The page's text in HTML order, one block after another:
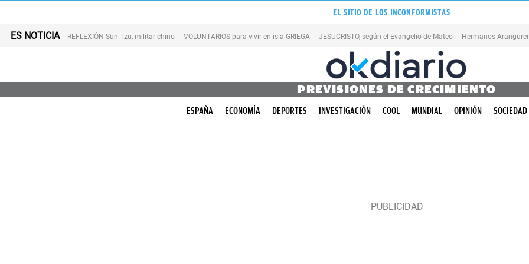
EL SITIO DE LOS INCONFORMISTAS
ES NOTICIA REFLEXIÓN Sun Tzu, militar chino VOLUNTARIOS para vivir en isla GRIEGA JESUCRISTO, según el Evangelio de Mateo Hermanos Aranguren
PREVISIONES DE CRECIMIENTO
ESPAÑA ECONOMÍA DEPORTES INVESTIGACIÓN COOL MUNDIAL OPINIÓN SOCIEDAD